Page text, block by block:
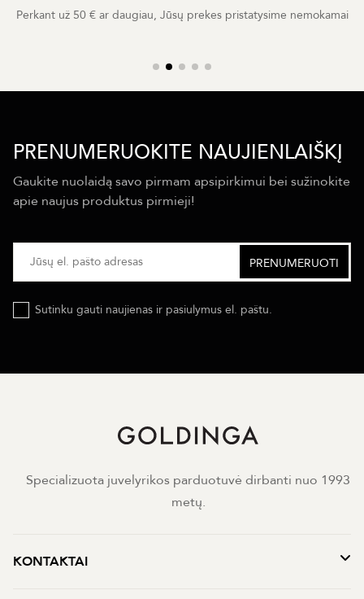
Perkant už 50 € ar daugiau, Jūsų prekes pristatysime nemokamai
PRENUMERUOKITE NAUJIENLAIŠKĮ
Gaukite nuolaidą savo pirmam apsipirkimui bei sužinokite
apie naujus produktus pirmieji!
Sutinku gauti naujienas ir pasiulymus el. paštu.
Specializuota juvelyrikos parduotuvė dirbanti nuo 1993
metų.
KONTAKTAI